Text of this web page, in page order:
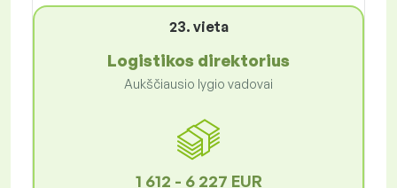
23. vieta
Logistikos direktorius
Aukščiausio lygio vadovai
1 612 - 6 227 EUR